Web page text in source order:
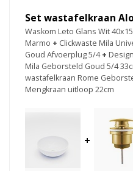
Set wastafelkraan
Waskom Leto Glans Wit
Marmo + Clickwaste Mila
Goud Afvoerplug 5/4 +
Mila Geborsteld Goud 5/4
wastafelkraan Rome
Mengkraan uitloop 22cm
+